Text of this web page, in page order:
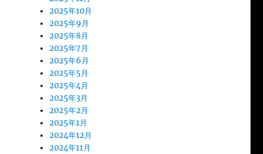
2025年10月
2025年9月
2025年8月
2025年7月
2025年6月
2025年5月
2025年4月
2025年3月
2025年2月
2025年1月
2024年12月
2024年11月